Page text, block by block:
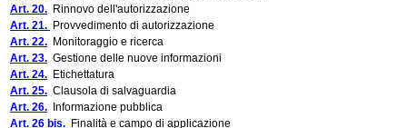
Art. 20. Rinnovo dell'autorizzazione
Art. 21. Provvedimento di autorizzazione
Art. 22. Monitoraggio e ricerca
Art. 23. Gestione delle nuove informazioni
Art. 24. Etichettatura
Art. 25. Clausola di salvaguardia
Art. 26. Informazione pubblica
Art. 26 bis. Finalità e campo di applicazione